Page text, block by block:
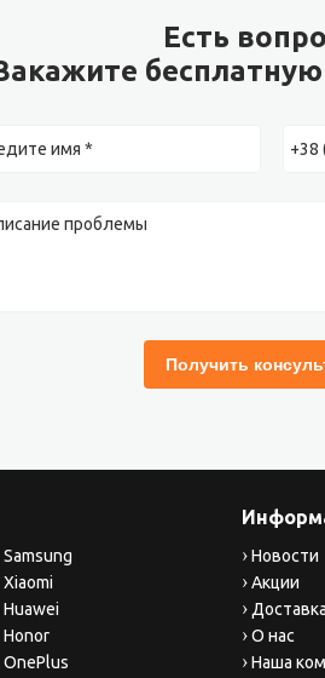
Есть
Новости
Акции
Доставка
О нас
Наша